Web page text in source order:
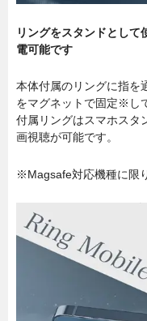
リングをスタンドとして
電可能です
本体付属のリングに指を
をマグネットで固定※し
付属リングはスマホスタ
画視聴が可能です。
※Magsafe対応機種に限